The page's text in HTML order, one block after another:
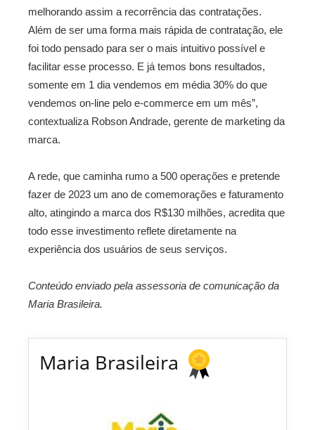
melhorando assim a recorrência das contratações.
Além de ser uma forma mais rápida de contratação, ele
foi todo pensado para ser o mais intuitivo possível e
facilitar esse processo. E já temos bons resultados,
somente em 1 dia vendemos em média 30% do que
vendemos on-line pelo e-commerce em um mês”,
contextualiza Robson Andrade, gerente de marketing da
marca.
A rede, que caminha rumo a 500 operações e pretende
fazer de 2023 um ano de comemorações e faturamento
alto, atingindo a marca dos R$130 milhões, acredita que
todo esse investimento reflete diretamente na
experiência dos usuários de seus serviços.
Conteúdo enviado pela assessoria de comunicação da
Maria Brasileira.
Maria Brasileira